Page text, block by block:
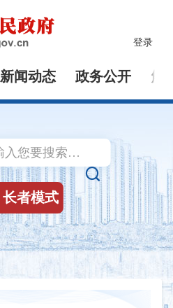
登录
新闻动态 政务公开 解

长者模式